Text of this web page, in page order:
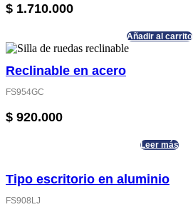
$ 1.710.000
Añadir al carrito
Reclinable en acero
FS954GC
$ 920.000
Leer más
Tipo escritorio en aluminio
FS908LJ